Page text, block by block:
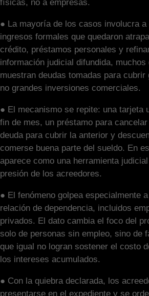
físicas, no a empresas.
● La mayoría de los casos involucra a
ingresos formales que quedaron
crédito, préstamos personales y
información judicial difundida, muchos
muestran deudas tomadas para
no grandes inversiones comerciales.
● El mecanismo se repite: una tarjeta
fin de mes, un préstamo para
deuda para cubrir la anterior y
comerse buena parte del sueldo. En
aparece como una herramienta
presión de los acreedores.
● El fenómeno golpea especialmente
relación de dependencia, incluidos
privados. El dato cambia el foco del
solo de personas sin empleo, sino de
que igual no logran sostener el costo
los intereses acumulados.
● Con la quiebra declarada, los
presentarse en el expediente y se